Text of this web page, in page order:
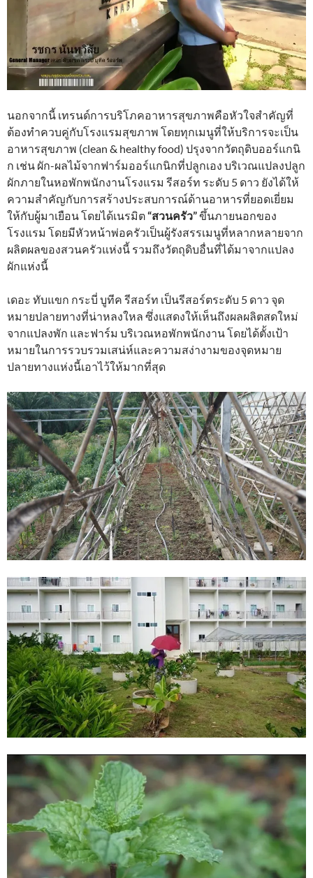
นอกจากนี้ เทรนด์การบริโภคอาหารสุขภาพคือหัวใจสำคัญที่
ต้องทำควบคู่กับโรงแรมสุขภาพ โดยทุกเมนูที่ให้บริการจะเป็น
อาหารสุขภาพ (clean & healthy food) ปรุงจากวัตถุดิบออร์แกนิ
ก เช่น ผัก-ผลไม้จากฟาร์มออร์แกนิกที่ปลูกเอง บริเวณแปลงปลูก
ผักภายในหอพักพนักงานโรงแรม รีสอร์ท ระดับ 5 ดาว ยังได้ให้
ความสำคัญกับการสร้างประสบการณ์ด้านอาหารที่ยอดเยี่ยม
ให้กับผู้มาเยือน โดยได้เนรมิต“สวนครัว”ขึ้นภายนอกของ
โรงแรม โดยมีหัวหน้าพ่อครัวเป็นผู้รังสรรเมนูที่หลากหลายจาก
ผลิตผลของสวนครัวแห่งนี้ รวมถึงวัตถุดิบอื่นที่ได้มาจากแปลง
ผักแห่งนี้
เดอะ ทับแขก กระบี่ บูทีค รีสอร์ท เป็นรีสอร์ตระดับ 5 ดาว จุด
หมายปลายทางที่น่าหลงใหล ซึ่งแสดงให้เห็นถึงผลผลิตสดใหม่
จากแปลงพัก และฟาร์ม บริเวณหอพักพนักงาน โดยได้ตั้งเป้า
หมายในการรวบรวมเสน่ห์และความสง่างามของจุดหมาย
ปลายทางแห่งนี้เอาไว้ให้มากที่สุด